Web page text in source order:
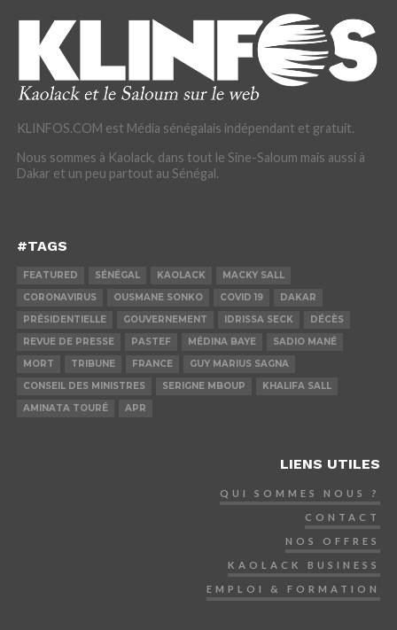
KLINFOS.COM est Média sénégalais indépendant et gratuit.
Nous sommes à Kaolack, dans tout le Sine-Saloum mais aussi à
Dakar et un peu partout au Sénégal.
#TAGS
FEATURED SÉNÉGAL KAOLACK
MACKY SALL
CORONAVIRUS
OUSMANE SONKO COVID 19
DAKAR
PRÉSIDENTIELLE
GOUVERNEMENT IDRISSA SECK
DÉCÈS
REVUE DE PRESSE
PASTEF MÉDINA BAYE
SADIO MANÉ
MORT
TRIBUNE FRANCE
GUY MARIUS SAGNA
CONSEIL DES MINISTRES
SERIGNE MBOUP
KHALIFA SALL
AMINATA TOURÉ
APR
LIENS UTILES
QUI SOMMES NOUS ?
CONTACT
NOS OFFRES
KAOLACK BUSINESS
EMPLOI & FORMATION